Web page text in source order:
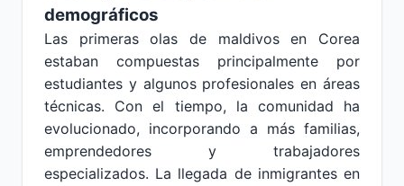
demográficos
Las primeras olas de maldivos en Corea
estaban compuestas principalmente por
estudiantes y algunos profesionales en áreas
técnicas. Con el tiempo, la comunidad ha
evolucionado, incorporando a más familias,
emprendedores y trabajadores
especializados. La llegada de inmigrantes en